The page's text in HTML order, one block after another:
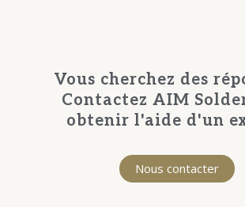
Vous cherchez des
Contactez AIM
obtenir l'aide d'un
Nous contacter